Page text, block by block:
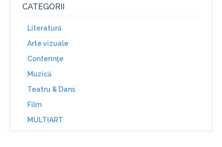
CATEGORII
Literatură
Arte vizuale
Conferinţe
Muzică
Teatru & Dans
Film
MULTIART